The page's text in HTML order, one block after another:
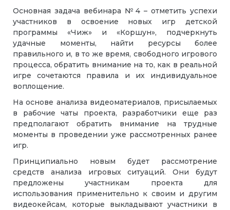
Основная задача вебинара №4 – отметить успехи
участников в освоение новых игр детской
программы «Чиж» и «Коршун», подчеркнуть
удачные моменты, найти ресурсы более
правильного и, в то же время, свободного игрового
процесса, обратить внимание на то, как в реальной
игре сочетаются правила и их индивидуальное
воплощение.
На основе анализа видеоматериалов, присылаемых
в рабочие чаты проекта, разработчики еще раз
предполагают обратить внимание на трудные
моменты в проведении уже рассмотренных ранее
игр.
Принципиально новым будет рассмотрение
средств анализа игровых ситуаций. Они будут
предложены участникам проекта для
использования применительно к своим и другим
видеокейсам, которые выкладывают участники в